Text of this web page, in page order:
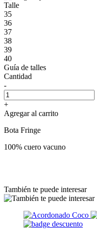
Talle
35
36
37
38
39
40
Guía de talles
Cantidad
-
+
Agregar al carrito
Bota Fringe
100% cuero vacuno
También te puede interesar